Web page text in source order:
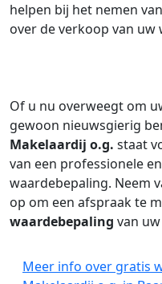
helpen bij het nemen
over de verkoop van uw
Of u nu overweegt om
gewoon nieuwsgierig
Makelaardij o.g. staat
van een professionele
waardebepaling. Neem
op om een afspraak te
waardebepaling van uw
Meer info over gratis